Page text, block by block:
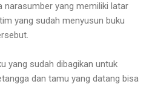
narasumber yang memiliki latar
yang sudah menyusun buku
yang sudah dibagikan untuk
dan tamu yang datang bisa